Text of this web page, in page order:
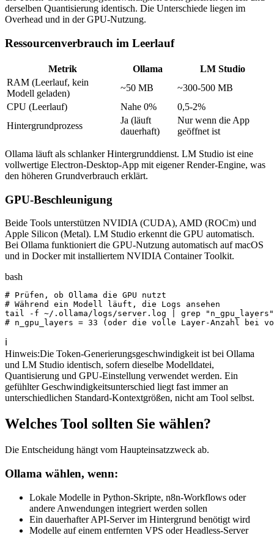
derselben Quantisierung identisch. Die Unterschiede liegen im
Overhead und in der GPU-Nutzung.
Ressourcenverbrauch im Leerlauf
Metrik Ollama
LM Studio
RAM (Leerlauf, kein
Modell geladen)
~50 MB
~300-500 MB
CPU (Leerlauf)
Nahe 0%
0,5-2%
Hintergrundprozess
Ja (läuft
dauerhaft)
Nur wenn die App
geöffnet ist
Ollama läuft als schlanker Hintergrunddienst. LM Studio ist eine
vollwertige Electron-Desktop-App mit eigener Render-Engine, was
den höheren Grundverbrauch erklärt.
GPU-Beschleunigung
Beide Tools unterstützen NVIDIA (CUDA), AMD (ROCm) und
Apple Silicon (Metal). LM Studio erkennt die GPU automatisch.
Bei Ollama funktioniert die GPU-Nutzung automatisch auf macOS
und in Docker mit installiertem NVIDIA Container Toolkit.
bash
# Prüfen, ob Ollama die GPU nutzt
# Während ein Modell läuft, die Logs ansehen
tail -f ~/.ollama/logs/server.log | grep "n_gpu_layers"
# n_gpu_layers = 33 (oder die volle Layer-Anzahl bei
ℹ️
Hinweis:Die Token-Generierungsgeschwindigkeit ist bei Ollama
und LM Studio identisch, sofern dieselbe Modelldatei,
Quantisierung und GPU-Einstellung verwendet werden. Ein
gefühlter Geschwindigkeitsunterschied liegt fast immer an
unterschiedlichen Standard-Kontextgrößen, nicht am Tool selbst.
Welches Tool sollten Sie wählen?
Die Entscheidung hängt vom Haupteinsatzzweck ab.
Ollama wählen, wenn:
Lokale Modelle in Python-Skripte, n8n-Workflows oder
andere Anwendungen integriert werden sollen
Ein dauerhafter API-Server im Hintergrund benötigt wird
Modelle auf einem entfernten VPS oder Headless-Server